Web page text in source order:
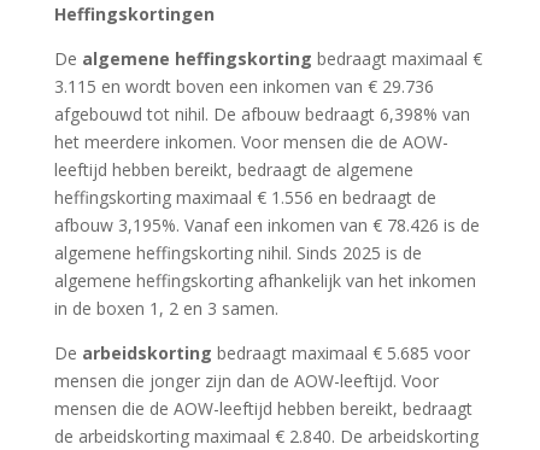
Heffingskortingen
De algemene heffingskorting bedraagt maximaal €
3.115 en wordt boven een inkomen van € 29.736
afgebouwd tot nihil. De afbouw bedraagt 6,398% van
het meerdere inkomen. Voor mensen die de AOW-
leeftijd hebben bereikt, bedraagt de algemene
heffingskorting maximaal € 1.556 en bedraagt de
afbouw 3,195%. Vanaf een inkomen van € 78.426 is de
algemene heffingskorting nihil. Sinds 2025 is de
algemene heffingskorting afhankelijk van het inkomen
in de boxen 1, 2 en 3 samen.
De arbeidskorting bedraagt maximaal € 5.685 voor
mensen die jonger zijn dan de AOW-leeftijd. Voor
mensen die de AOW-leeftijd hebben bereikt, bedraagt
de arbeidskorting maximaal € 2.840. De arbeidskorting